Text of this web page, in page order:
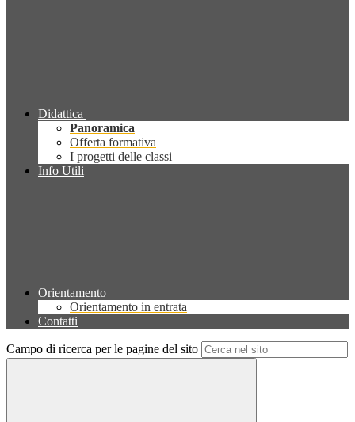
Didattica
Panoramica
Offerta formativa
I progetti delle classi
Info Utili
Orientamento
Orientamento in entrata
Contatti
Campo di ricerca per le pagine del sito